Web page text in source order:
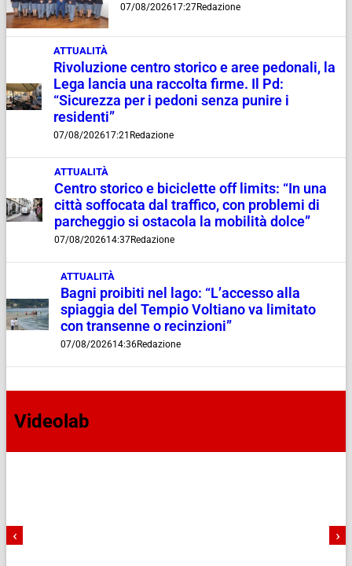
07/08/202617:27Redazione
ATTUALITÀ
Rivoluzione centro storico e aree pedonali, la
Lega lancia una raccolta firme. Il Pd:
“Sicurezza per i pedoni senza punire i
residenti”
07/08/202617:21 Redazione
ATTUALITÀ
Centro storico e biciclette off limits: “In una
città soffocata dal traffico, con problemi di
parcheggio si ostacola la mobilità dolce”
07/08/202614:37Redazione
ATTUALITÀ
Bagni proibiti nel lago: “L’accesso alla
spiaggia del Tempio Voltiano va limitato
con transenne o recinzioni”
07/08/202614:36Redazione
Videolab
‹ ›